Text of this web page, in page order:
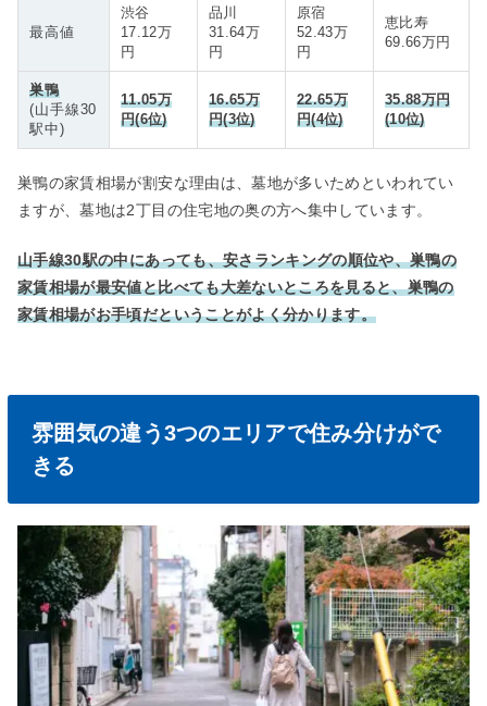
最高値
渋谷
17.12万
円
品川
31.64万
円
原宿
52.43万
円
恵比寿
69.66万円
巣鴨
(山手線30
駅中)
11.05万
円(6位)
16.65万
円(3位)
22.65万
円(4位)
35.88万円
(10位)
巣鴨の家賃相場が割安な理由は、墓地が多いためといわれてい
ますが、墓地は2丁目の住宅地の奥の方へ集中しています。
山手線30駅の中にあっても、安さランキングの順位や、巣鴨の
家賃相場が最安値と比べても大差ないところを見ると、巣鴨の
家賃相場がお手頃だということがよく分かります。
雰囲気の違う3つのエリアで住み分けがで
きる